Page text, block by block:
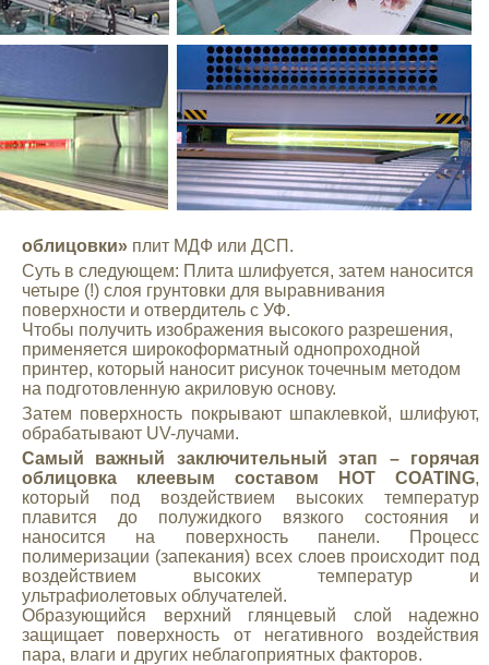
облицовки»плит МДФ или ДСП.
Суть в следующем: Плита шлифуется, затем наносится
четыре (!) слоя грунтовки для выравнивания
поверхности и отвердитель с УФ.
Чтобы получить изображения высокого разрешения,
применяется широкоформатный однопроходной
принтер, который наносит рисунок точечным методом
на подготовленную акриловую основу.
Затем поверхность покрывают шпаклевкой, шлифуют,
обрабатывают UV-лучами.
Самый важный заключительный этап – горячая
облицовка клеевым составом HOT COATING,
который под воздействием высоких температур
плавится до полужидкого вязкого состояния и
наносится на поверхность панели. Процесс
полимеризации (запекания) всех слоев происходит под
воздействием высоких температур и
ультрафиолетовых облучателей.
Образующийся верхний глянцевый слой надежно
защищает поверхность от негативного воздействия
пара, влаги и других неблагоприятных факторов.
Volkswagen
Дополнительные товары